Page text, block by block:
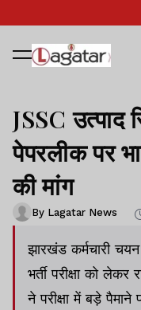
JSSC उत्पाद
पेपरलीक पर
की मांग
By Lagatar News
झारखंड कर्मचारी चयन
भर्ती परीक्षा को लेकर
ने परीक्षा में बड़े